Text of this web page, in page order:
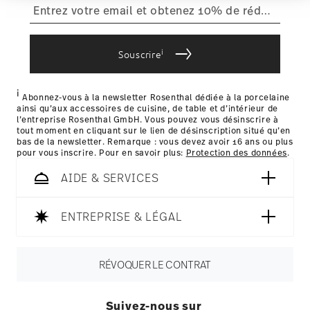
weiteren Daten zusammen, die Sie ihnen
bereitgestellt haben oder die sie im Rahmen Ihrer
Résistance au lave-vaisselle Passe au micro-ondes
Sans danger pour le contact
retours
Livraison dans d'autres pays
les détails pour chaque pays de livraison
ici
Souscrirei
i Abonnez-vous à la newsletter Rosenthal dédiée à la porcelaine
ainsi qu’aux accessoires de cuisine, de table et d’intérieur de
l’entreprise Rosenthal GmbH. Vous pouvez vous désinscrire à
tout moment en cliquant sur le lien de désinscription situé qu’en
bas de la newsletter. Remarque : vous devez avoir 16 ans ou plus
pour vous inscrire. Pour en savoir plus: Protection des données.
AIDE & SERVICES
ENTREPRISE & LÉGAL
RÉVOQUER LE CONTRAT
Suivez-nous sur